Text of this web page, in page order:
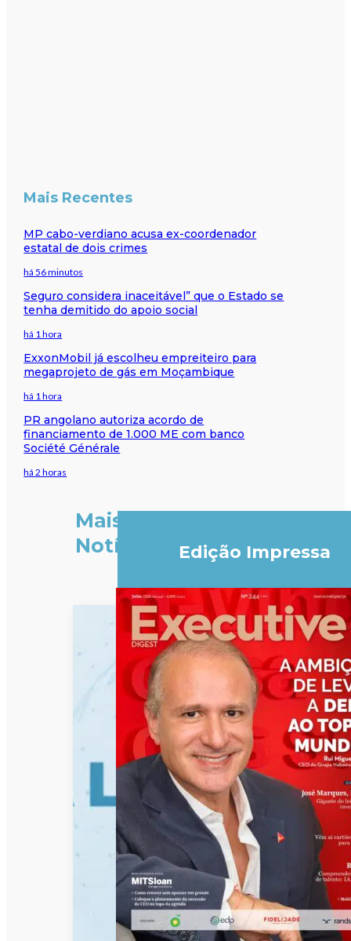
Mais Recentes
MP cabo-verdiano acusa ex-coordenador
estatal de dois crimes
há 56 minutos
Seguro considera inaceitável” que o Estado se
tenha demitido do apoio social
há 1 hora
ExxonMobil já escolheu empreiteiro para
megaprojeto de gás em Moçambique
há 1 hora
PR angolano autoriza acordo de
financiamento de 1.000 ME com banco
Société Générale
há 2 horas
Mais
Notícias
Edição Impressa